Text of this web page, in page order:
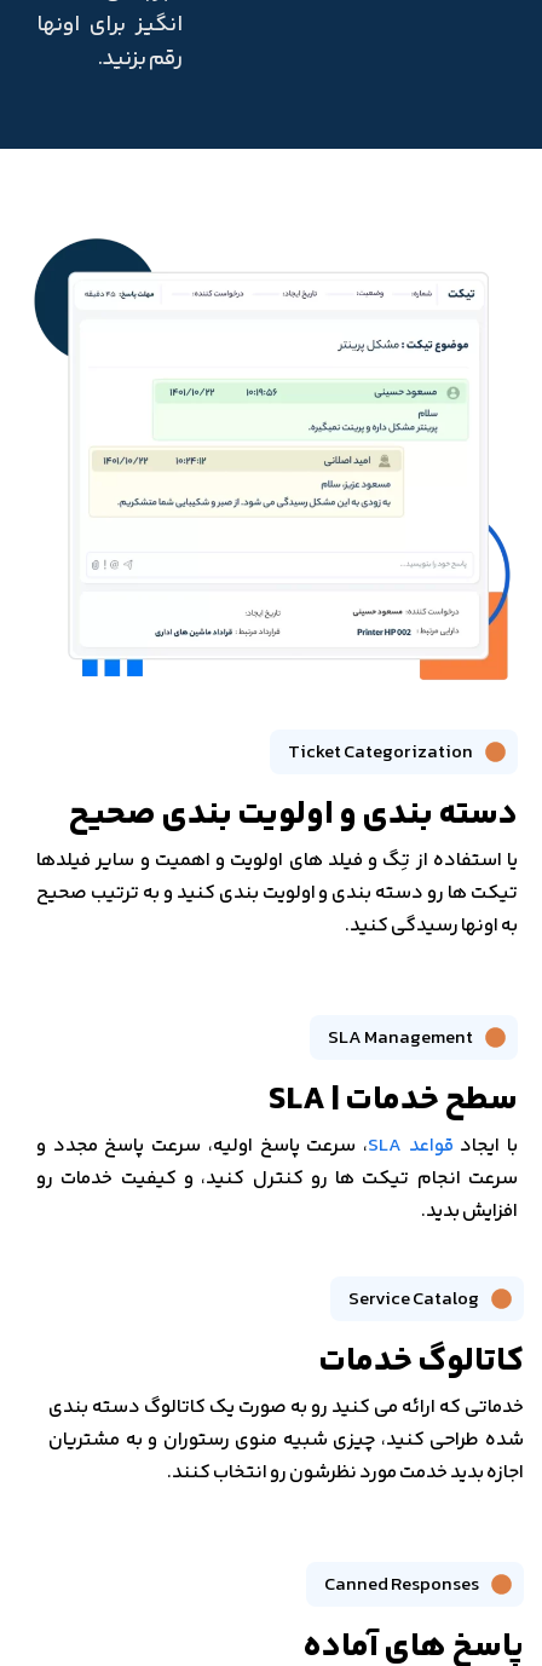
انگیز برای اونها
رقم بزنید.
Service Catalog
کاتالوگ خدمات
خدماتی که ارائه می کنید رو به صورت یک کاتالوگ دسته بندی
شده طراحی کنید، چیزی شبیه منوی رستوران و به مشتریان
اجازه بدید خدمت مورد نظرشون رو انتخاب کنند.
Canned Responses
پاسخ های آماده
Ticket Categorization
دسته بندی و اولویت بندی صحیح
یا استفاده از تِگ و فیلد های اولویت و اهمیت و سایر فیلدها
تیکت ها رو دسته بندی و اولویت بندی کنید و به ترتیب صحیح
به اونها رسیدگی کنید.
SLA Management
سطح خدمات | SLA
با ایجاد قواعد SLA
، سرعت پاسخ اولیه، سرعت پاسخ مجدد و
سرعت انجام تیکت ها رو کنترل کنید، و کیفیت خدمات رو
افزایش بدید.